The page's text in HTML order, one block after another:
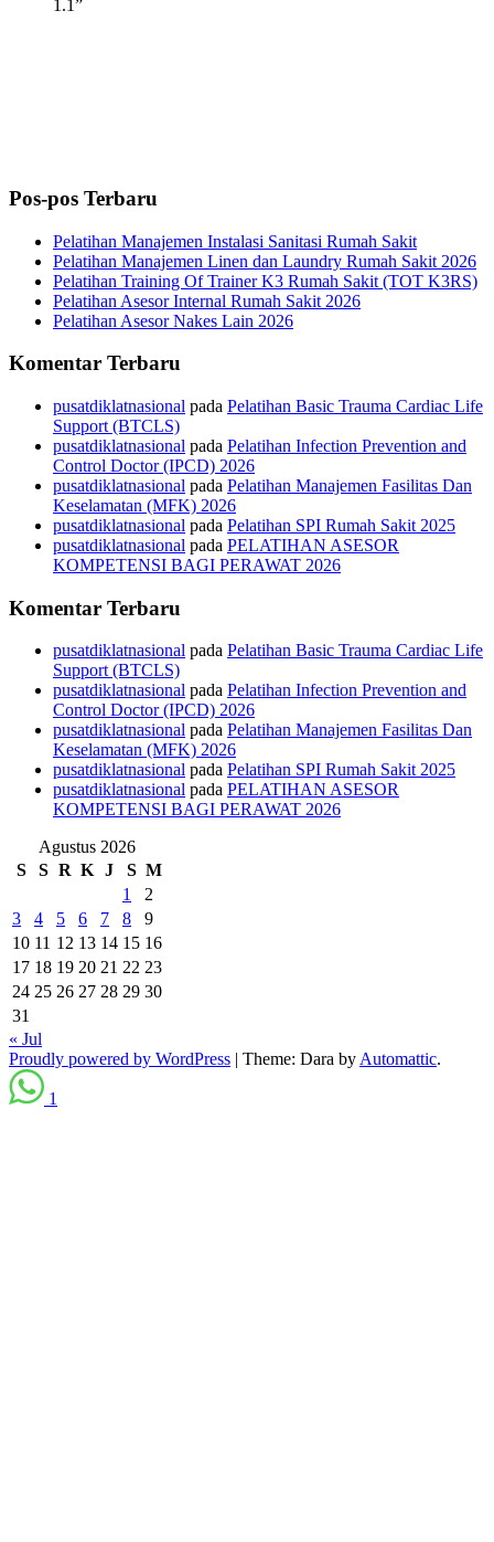
1.1”
Pos-pos Terbaru
Pelatihan Manajemen Instalasi Sanitasi Rumah Sakit
Pelatihan Manajemen Linen dan Laundry Rumah Sakit 2026
Pelatihan Training Of Trainer K3 Rumah Sakit (TOT K3RS)
Pelatihan Asesor Internal Rumah Sakit 2026
Pelatihan Asesor Nakes Lain 2026
Komentar Terbaru
pusatdiklatnasional pada Pelatihan Basic Trauma Cardiac Life
Support (BTCLS)
pusatdiklatnasional pada Pelatihan Infection Prevention and
Control Doctor (IPCD) 2026
pusatdiklatnasional pada Pelatihan Manajemen Fasilitas Dan
Keselamatan (MFK) 2026
pusatdiklatnasional pada Pelatihan SPI Rumah Sakit 2025
pusatdiklatnasional pada PELATIHAN ASESOR
KOMPETENSI BAGI PERAWAT 2026
Komentar Terbaru
pusatdiklatnasional pada Pelatihan Basic Trauma Cardiac Life
Support (BTCLS)
pusatdiklatnasional pada Pelatihan Infection Prevention and
Control Doctor (IPCD) 2026
pusatdiklatnasional pada Pelatihan Manajemen Fasilitas Dan
Keselamatan (MFK) 2026
pusatdiklatnasional pada Pelatihan SPI Rumah Sakit 2025
pusatdiklatnasional pada PELATIHAN ASESOR
KOMPETENSI BAGI PERAWAT 2026
Agustus 2026
S
S R K J S M
1
2
3
4 5 6 7 8
9
10 11 12 13 14 15 16
17 18 19 20 21 22 23
24 25 26 27 28 29 30
31
« Jul
Proudly powered by WordPress
Theme: Dara byAutomattic.
1